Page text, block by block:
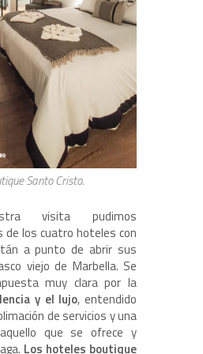
Santo Cristo.
visita pudimos
de los cuatro hoteles con
a punto de abrir sus
viejo de Marbella. Se
muy clara por la
y el lujo, entendido
de servicios y una
que se ofrece y
Los hoteles boutique